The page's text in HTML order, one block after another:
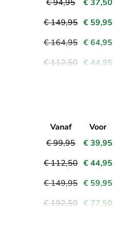
€ 94,95
€ 149,95
€ 164,95
€ 112,50
€ 37,50
€ 59,95
€ 64,95
€ 44,95
Vanaf
€ 99,95
€ 112,50
€ 149,95
€ 192,50
Voor
€ 39,95
€ 44,95
€ 59,95
€ 77,50